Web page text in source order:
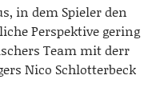
in dem Spieler den
Perspektive gering
Team mit derr
Nico Schlotterbeck